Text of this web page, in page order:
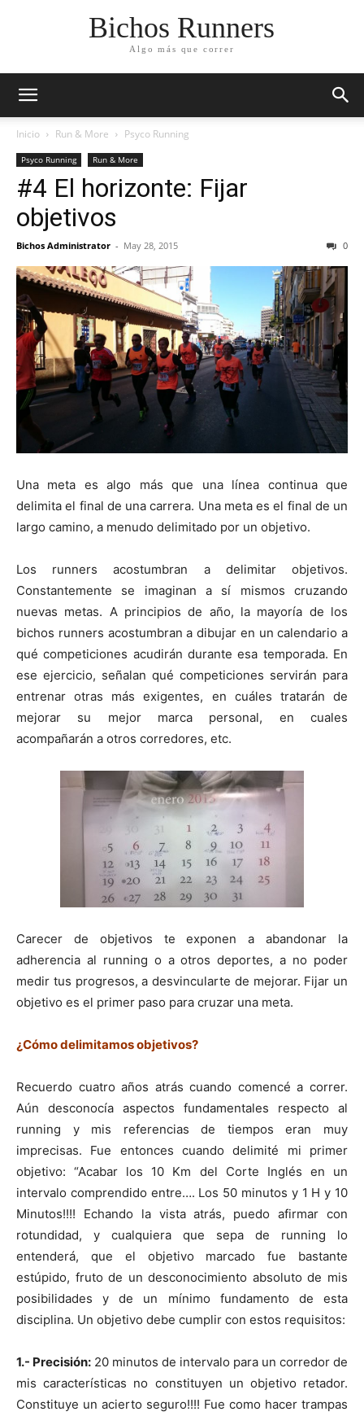
Bichos Runners
Algo más que correr
Inicio Run & More Psyco Running
Psyco Running Run & More
#4 El horizonte: Fijar
objetivos
Bichos Administrator - May 28, 2015 0
Una meta es algo más que una línea continua que
delimita el final de una carrera. Una meta es el final de un
largo camino, a menudo delimitado por un objetivo.
Los runners acostumbran a delimitar objetivos.
Constantemente se imaginan a sí mismos cruzando
nuevas metas. A principios de año, la mayoría de los
bichos runners acostumbran a dibujar en un calendario a
qué competiciones acudirán durante esa temporada. En
ese ejercicio, señalan qué competiciones servirán para
entrenar otras más exigentes, en cuáles tratarán de
mejorar su mejor marca personal, en cuales
acompañarán a otros corredores, etc.
Carecer de objetivos te exponen a abandonar la
adherencia al running o a otros deportes, a no poder
medir tus progresos, a desvincularte de mejorar. Fijar un
objetivo es el primer paso para cruzar una meta.
¿Cómo delimitamos objetivos?
Recuerdo cuatro años atrás cuando comencé a correr.
Aún desconocía aspectos fundamentales respecto al
running y mis referencias de tiempos eran muy
imprecisas. Fue entonces cuando delimité mi primer
objetivo: “Acabar los 10 Km del Corte Inglés en un
intervalo comprendido entre…. Los 50 minutos y 1 H y 10
Minutos!!!! Echando la vista atrás, puedo afirmar con
rotundidad, y cualquiera que sepa de running lo
entenderá, que el objetivo marcado fue bastante
estúpido, fruto de un desconocimiento absoluto de mis
posibilidades y de un mínimo fundamento de esta
disciplina. Un objetivo debe cumplir con estos requisitos:
1.- Precisión: 20 minutos de intervalo para un corredor de
mis características no constituyen un objetivo retador.
Constituye un acierto seguro!!!! Fue como hacer trampas